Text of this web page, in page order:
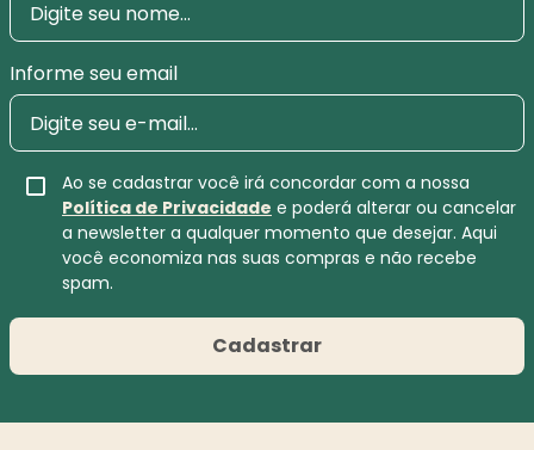
Informe seu email
Ao se cadastrar você irá concordar com a nossa
Política de Privacidade e poderá alterar ou cancelar
a newsletter a qualquer momento que desejar. Aqui
você economiza nas suas compras e não recebe
spam.
Cadastrar